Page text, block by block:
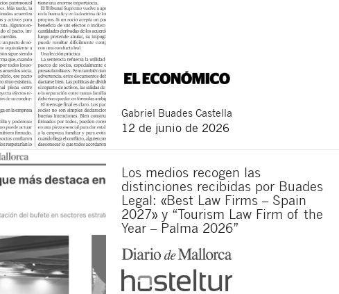
Gabriel Buades Castella
12 de junio de 2026
Los medios recogen las
distinciones recibidas por Buades
Legal: «Best Law Firms – Spain
2027» y “Tourism Law Firm of the
Year – Palma 2026”